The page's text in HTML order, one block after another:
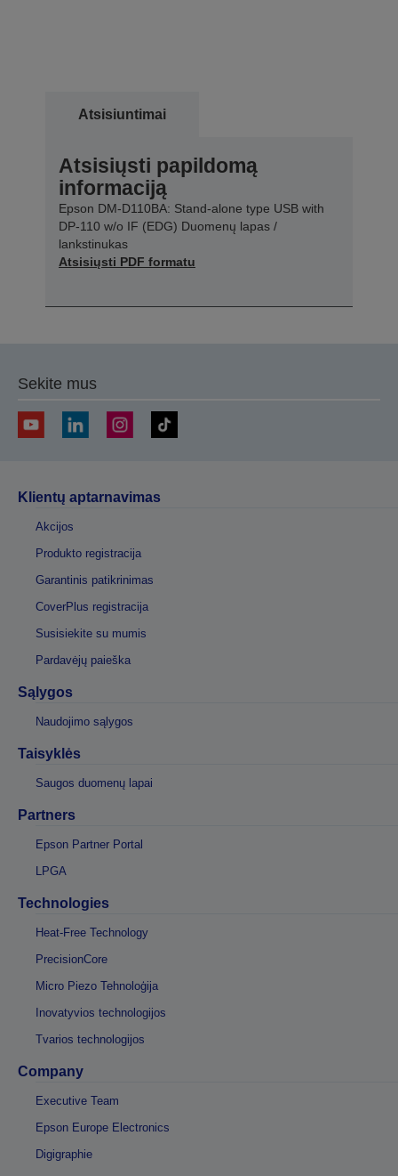
Atsisiuntimai
Atsisiųsti papildomą
informaciją
Epson DM-D110BA: Stand-alone type USB with
DP-110 w/o IF (EDG) Duomenų lapas /
lankstinukas
Atsisiųsti PDF formatu
Sekite mus
Klientų aptarnavimas
Akcijos
Produkto registracija
Garantinis patikrinimas
CoverPlus registracija
Susisiekite su mumis
Pardavėjų paieška
Sąlygos
Naudojimo sąlygos
Taisyklės
Saugos duomenų lapai
Partners
Epson Partner Portal
LPGA
Technologies
Heat-Free Technology
PrecisionCore
Micro Piezo Tehnoloģija
Inovatyvios technologijos
Tvarios technologijos
Company
Executive Team
Epson Europe Electronics
Digigraphie